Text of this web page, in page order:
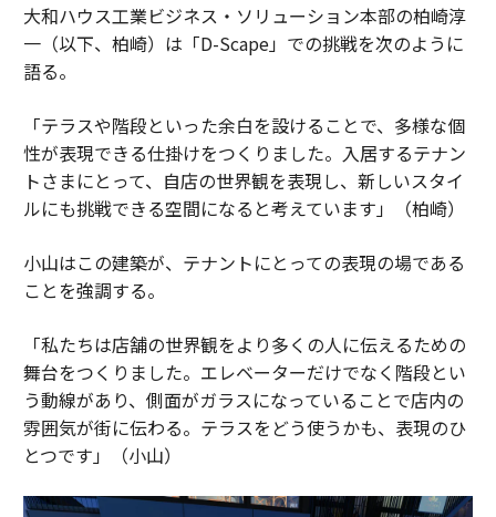
大和ハウス工業ビジネス・ソリューション本部の柏崎淳
一（以下、柏崎）は「D-Scape」での挑戦を次のように
語る。
「テラスや階段といった余白を設けることで、多様な個
性が表現できる仕掛けをつくりました。入居するテナン
トさまにとって、自店の世界観を表現し、新しいスタイ
ルにも挑戦できる空間になると考えています」（柏崎）
小山はこの建築が、テナントにとっての表現の場である
ことを強調する。
「私たちは店舗の世界観をより多くの人に伝えるための
舞台をつくりました。エレベーターだけでなく階段とい
う動線があり、側面がガラスになっていることで店内の
雰囲気が街に伝わる。テラスをどう使うかも、表現のひ
とつです」（小山）